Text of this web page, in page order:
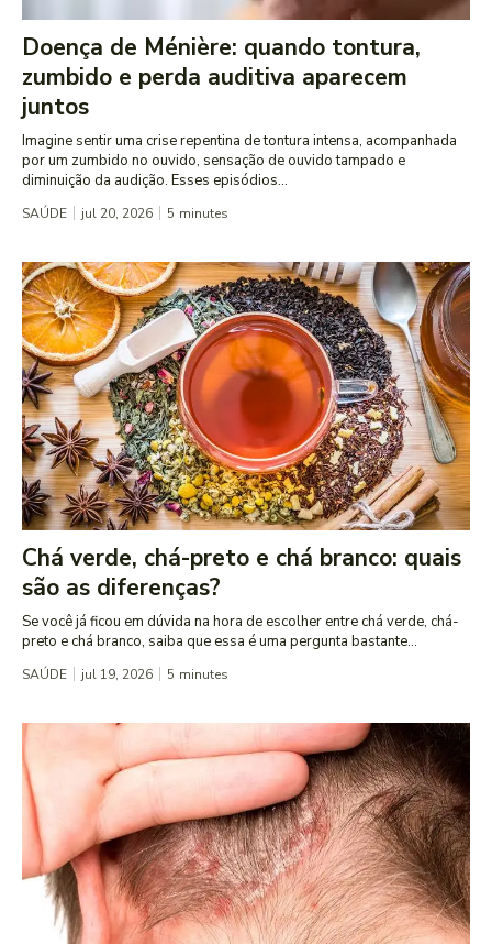
Doença de Ménière: quando tontura,
zumbido e perda auditiva aparecem
juntos
Imagine sentir uma crise repentina de tontura intensa, acompanhada
por um zumbido no ouvido, sensação de ouvido tampado e
diminuição da audição. Esses episódios...
SAÚDE jul 20, 2026 5 minutes
Chá verde, chá-preto e chá branco: quais
são as diferenças?
Se você já ficou em dúvida na hora de escolher entre chá verde, chá-
preto e chá branco, saiba que essa é uma pergunta bastante...
SAÚDE jul 19, 2026 5 minutes